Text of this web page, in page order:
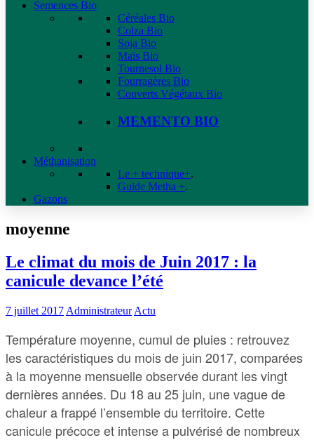
Semences Bio
Céréales Bio
Colza Bio
Soja Bio
Maïs Bio
Tournesol Bio
Fourragères Bio
Couverts Végétaux Bio
MEMENTO BIO
Méthanisation
Le + technique+.
Guide Metha +.
Gazons
moyenne
Le climat du mois de Juin 2017 : la
canicule devance l’été
7 juillet 2017 Administrateur Actu
Température moyenne, cumul de pluies : retrouvez
les caractéristiques du mois de juin 2017, comparées
à la moyenne mensuelle observée durant les vingt
dernières années. Du 18 au 25 juin, une vague de
chaleur a frappé l’ensemble du territoire. Cette
canicule précoce et intense a pulvérisé de nombreux